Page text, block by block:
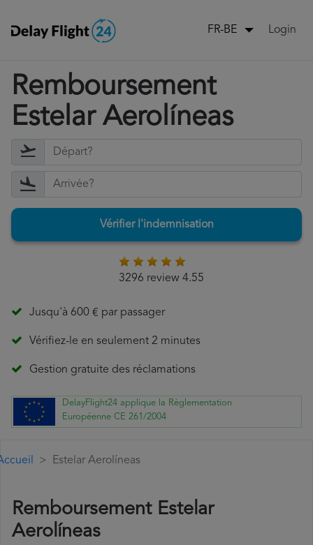
FR-BE Login
Remboursement
Estelar Aerolíneas
Vérifier l'indemnisation
3296 review 4.55
Jusqu'à 600 € par passager
Vérifiez-le en seulement 2 minutes
Gestion gratuite des réclamations
DelayFlight24 applique la Règlementation
Européenne CE 261/2004
Estelar Aerolíneas
Remboursement Estelar
Aerolíneas